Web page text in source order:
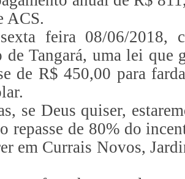
ACS.
feira 08/06/2018,
Tangará, uma lei que
de R$ 450,00 para
se Deus quiser,
repasse de 80% do
em Currais Novos,